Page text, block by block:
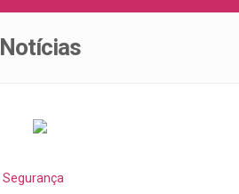
Notícias
Segurança